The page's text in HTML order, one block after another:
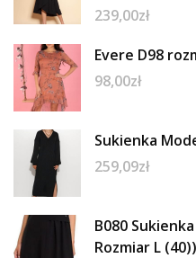
239,00zł
Evere D98
98,00zł
Sukienka
259,09zł
B080
Rozmiar L (40))